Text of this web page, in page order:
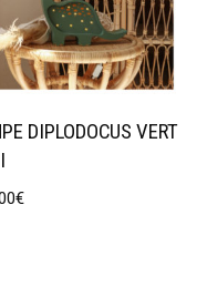
DIPLODOCUS VERT
€